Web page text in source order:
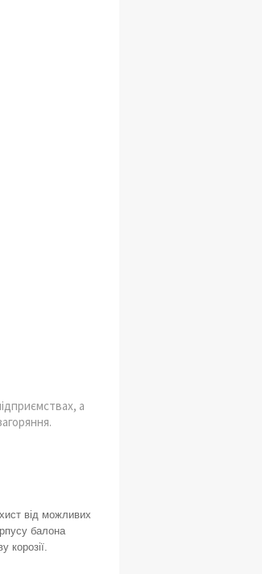
а
від можливих
балона
корозії.